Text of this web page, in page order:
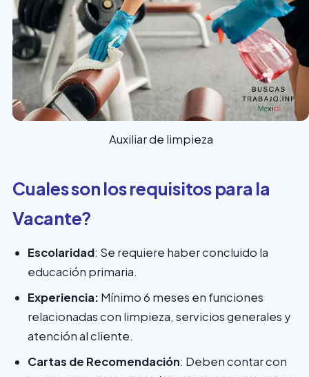
Auxiliar de limpieza
Cuales son los requisitos para la
Vacante?
Escolaridad: Se requiere haber concluido la
educación primaria.
Experiencia: Mínimo 6 meses en funciones
relacionadas con limpieza, servicios generales y
atención al cliente.
Cartas de Recomendación: Deben contar con